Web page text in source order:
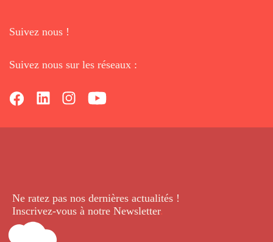
Suivez nous !
Suivez nous sur les réseaux :
Ne ratez pas nos dernières actualités !
Inscrivez-vous à notre Newsletter.